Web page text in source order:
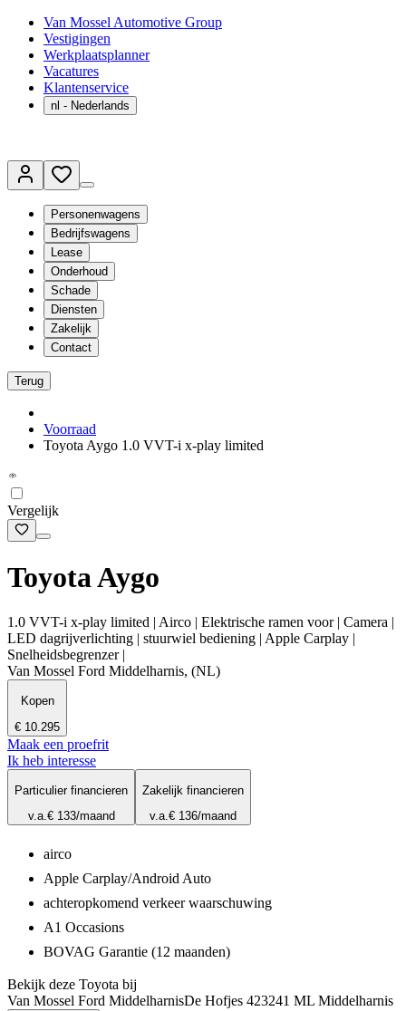
Van Mossel Automotive Group
Vestigingen
Werkplaatsplanner
Vacatures
Klantenservice
nl - Nederlands
Personenwagens
Bedrijfswagens
Lease
Onderhoud
Schade
Diensten
Zakelijk
Contact
Terug
Voorraad
Toyota Aygo 1.0 VVT-i x-play limited
Vergelijk
Toyota Aygo
1.0 VVT-i x-play limited | Airco | Elektrische ramen voor | Camera |
LED dagrijverlichting | stuurwiel bediening | Apple Carplay |
Snelheidsbegrenzer |
Van Mossel Ford Middelharnis, (NL)
Kopen
€ 10.295
Maak een proefrit
Ik heb interesse
Particulier financieren
v.a.€ 133/maand
Zakelijk financieren
v.a.€ 136/maand
airco
Apple Carplay/Android Auto
achteropkomend verkeer waarschuwing
A1 Occasions
BOVAG Garantie (12 maanden)
Bekijk deze Toyota bij
Van Mossel Ford MiddelharnisDe Hofjes 423241 ML Middelharnis